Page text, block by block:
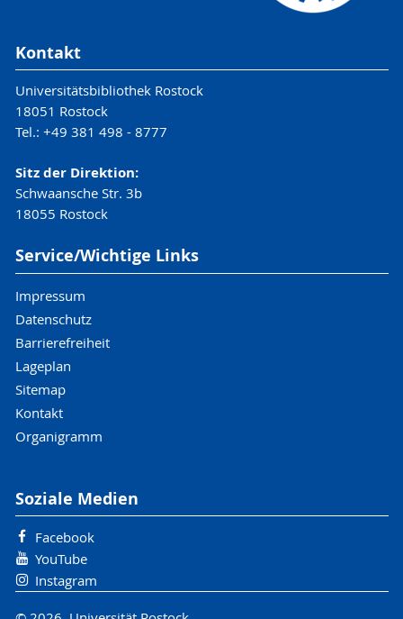
Kontakt
Universitätsbibliothek Rostock
18051 Rostock
Tel.: +49 381 498 - 8777
Sitz der Direktion:
Schwaansche Str. 3b
18055 Rostock
Service/Wichtige Links
Impressum
Datenschutz
Barrierefreiheit
Lageplan
Sitemap
Kontakt
Organigramm
Soziale Medien
Facebook
YouTube
Instagram